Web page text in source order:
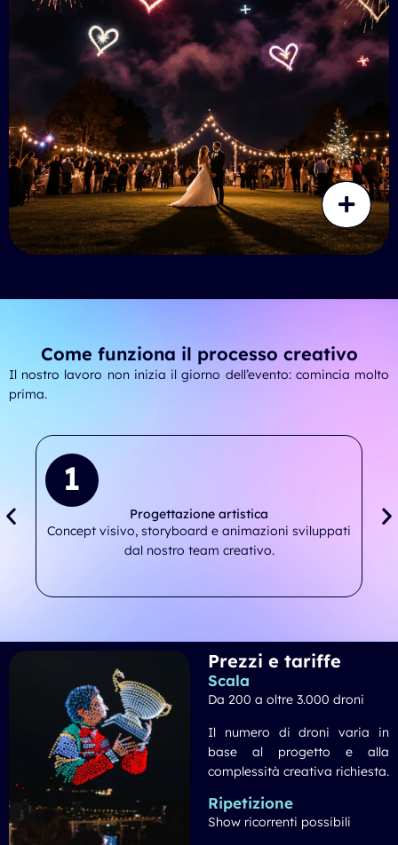
Come funziona il processo creativo
Il nostro lavoro non inizia il giorno dell’evento: comincia molto
prima.
1
Progettazione artistica
Concept visivo, storyboard e animazioni sviluppati
dal nostro team creativo.
Prezzi e tariffe
Scala
Da 200 a oltre 3.000 droni
Il numero di droni varia in
base al progetto e alla
complessità creativa richiesta.
Ripetizione
Show ricorrenti possibili